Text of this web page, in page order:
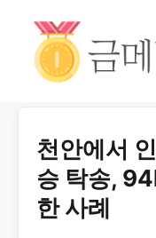
천안에서
승 탁송,
한 사례